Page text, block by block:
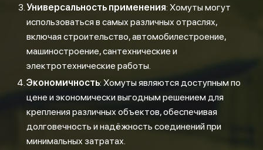
Универсальность применения: Хомуты могут
использоваться в самых различных отраслях,
включая строительство, автомобилестроение,
машиностроение, сантехнические и
электротехнические работы.
Экономичность: Хомуты являются доступным по
цене и экономически выгодным решением для
крепления различных объектов, обеспечивая
долговечность и надёжность соединений при
минимальных затратах.